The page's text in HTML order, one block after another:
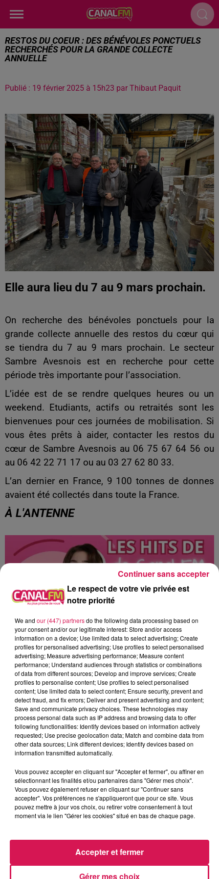
RESTOS DU COEUR : DES BÉNÉVOLES PONCTUELS
RECHERCHÉS POUR LA GRANDE COLLECTE
ANNUELLE
Publié : 19 février 2025 à 15h23 par Thibaut Paquit
Elle aura lieu du 7 au 9 mars prochain.
On recherche des bénévoles ponctuels pour la
grande collecte annuelle des restos du cœur qui
se tiendra du 7 au 9 mars prochain. Le secteur
Sambre Avesnois est en recherche pour cette
période très importante pour l’association.
L’idée est de se rendre quelques heures ou un
weekend. Etudiants, actifs ou retraités sont les
bienvenues pour ces journées de mobilisation. Si
vous êtes prêts à aider, contacter les restos du
cœur de Sambre Avesnois au 06 75 67 64 56 ou
au 06 42 22 71 17 ou au 03 27 62 80 33.
L’an dernier en France, 9 100 tonnes de donnes
avaient été collectés dans toute la France.
À L'ANTENNE
13h00 - 16h00
Les hits de Canal FM
INFIDELES
Les Larmes Des Maux
15h37
15h37
BEBE REXHA
Sad Girls
15h32
15h32
INDOCHINE
Les Nouveaux Soleils
LES ARTICLES LES PLUS CONSULTÉS
CHALEUR ET RISQUE
Le respect de votre vie privée est
notre priorité
We and our (447) partnersdo the following data processing based on
your consent and/or our legitimate interest: Store and/or access
information on a device; Use limited data to select advertising; Create
profiles for personalised advertising; Use profiles to select personalised
advertising; Measure advertising performance; Measure content
performance; Understand audiences through statistics or combinations
of data from different sources; Develop and improve services; Create
profiles to personalise content; Use profiles to select personalised
content; Use limited data to select content; Ensure security, prevent and
detect fraud, and fix errors; Deliver and present advertising and content;
Save and communicate privacy choices. These technologies may
process personal data such as IP address and browsing data to offer
following functionalities: Identify devices based on information actively
requested; Use precise geolocation data; Match and combine data from
other data sources; Link different devices; Identify devices based on
information transmitted automatically.
Vous pouvez accepter en cliquant sur "Accepter et fermer", ou affiner en
sélectionnant les finalités et/ou partenaires dans "Gérer mes choix".
Vous pouvez également refuser en cliquant sur "Continuer sans
accepter". Vos préférences ne s'appliqueront que pour ce site. Vous
pouvez mettre à jour vos choix, ou retirer votre consentement à tout
moment via le lien "Gérer les cookies" situé en bas de chaque page.
Gérer mes choix
Accepter et fermer
Continuer sans accepter